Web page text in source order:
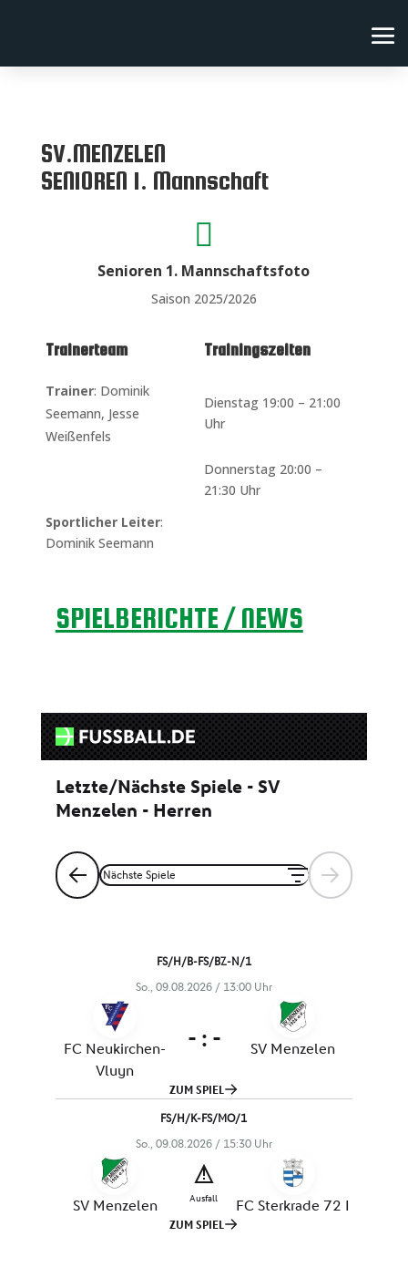
SV.MENZELEN
SENIOREN 1. Mannschaft

Senioren 1. Mannschaftsfoto
Saison 2025/2026
Trainerteam Trainingszeiten
Trainer: Dominik
Seemann, Jesse
Weißenfels
Dienstag 19:00 – 21:00
Uhr
Donnerstag 20:00 –
21:30 Uhr
Sportlicher Leiter:
Dominik Seemann
SPIELBERICHTE / NEWS